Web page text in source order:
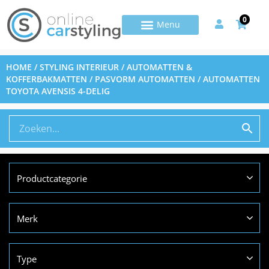
0
HOME /STYLING INTERIEUR /AUTOMATTEN &
KOFFERBAKMATTEN / PASVORM AUTOMATTEN / AUTOMATTEN
TOYOTA AVENSIS 4-DELIG
Productcategorie
Merk
Type